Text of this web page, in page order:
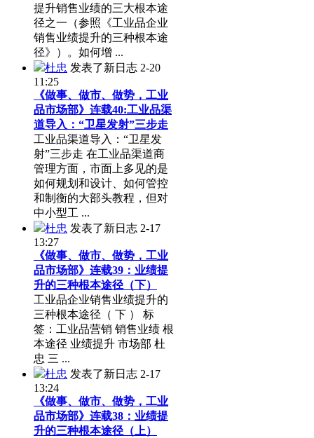
提升销售业绩的三大根本途
径之一（参照《工业品企业
销售业绩提升的三种根本途
径》）。如何增 ...
杜忠 发表了新日志 2-20
11:25
《做事、做市、做势，工业
品市场部》连载40:工业品渠
道导入：“卫星发射”三步走
工业品渠道导入：“卫星发
射”三步走 在工业品渠道商
管理方面，市面上多见的是
如何规划和设计、如何管控
和制衡的大部头教程，但对
中小型工 ...
杜忠 发表了新日志 2-17
13:27
《做事、做市、做势，工业
品市场部》连载39：业绩提
升的三种根本途径（下）
工业品企业销售业绩提升的
三种根本途径（ 下 ） 标
签：工业品营销 销售业绩 根
本途径 业绩提升 市场部 杜
忠 三 ...
杜忠 发表了新日志 2-17
13:24
《做事、做市、做势，工业
品市场部》连载38：业绩提
升的三种根本途径（上）